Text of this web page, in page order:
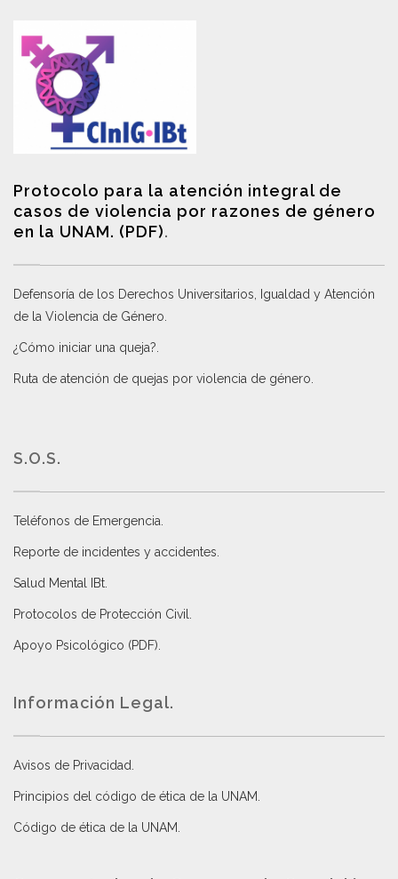
Protocolo para la atención integral de
casos de violencia por razones de género
en la UNAM. (PDF).
Defensoría de los Derechos Universitarios, Igualdad y Atención
de la Violencia de Género
¿Cómo iniciar una queja?
Ruta de atención de quejas por violencia de género
S.O.S.
Teléfonos de Emergencia.
Reporte de incidentes y accidentes
Salud Mental IBt
Protocolos de Protección Civil
Apoyo Psicológico (PDF)
Información Legal.
Avisos de Privacidad
Principios del código de ética de la UNAM
Código de ética de la UNAM